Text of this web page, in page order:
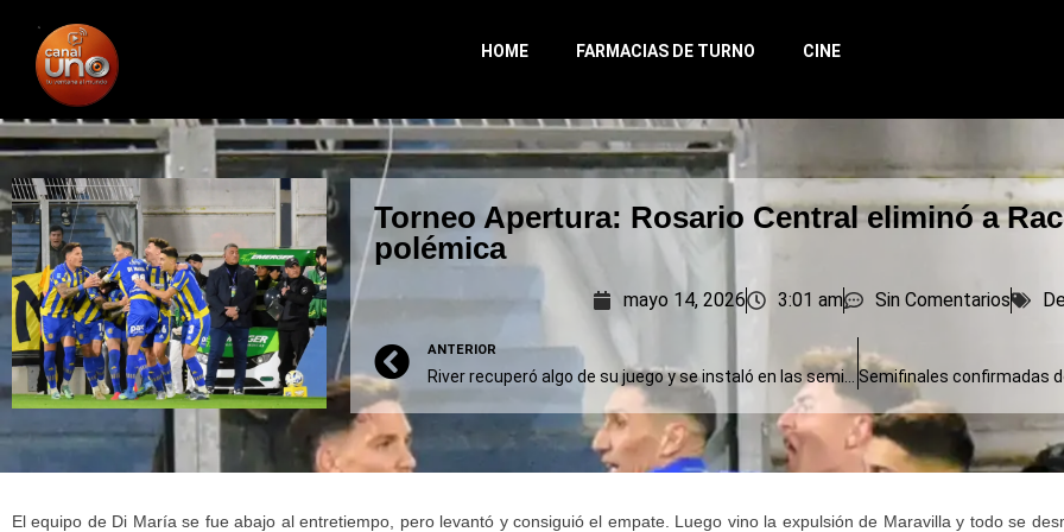
HOME FARMACIAS DE TURNO CINE
Torneo Apertura: Rosario Central eliminó a
polémica
mayo 14, 2026 3:01 am Sin Comentarios
ANTERIOR
El equipo de Di María se fue abajo al entretiempo, pero levantó y consiguió el empate. Luego vino la expulsión de Maravilla y todo se